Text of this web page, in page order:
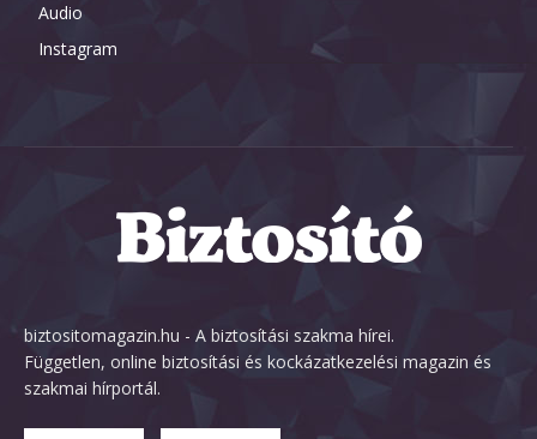
Audio
Instagram
biztositomagazin.hu - A biztosítási szakma hírei.
Független, online biztosítási és kockázatkezelési magazin és
szakmai hírportál.